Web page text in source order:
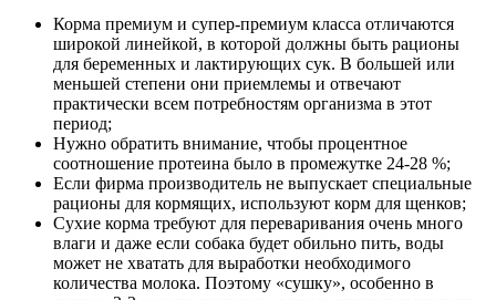
Корма премиум и супер-премиум класса отличаются
широкой линейкой, в которой должны быть рационы
для беременных и лактирующих сук. В большей или
меньшей степени они приемлемы и отвечают
практически всем потребностям организма в этот
период;
Нужно обратить внимание, чтобы процентное
соотношение протеина было в промежутке 24-28 %;
Если фирма производитель не выпускает специальные
рационы для кормящих, используют корм для щенков;
Сухие корма требуют для переваривания очень много
влаги и даже если собака будет обильно пить, воды
может не хватать для выработки необходимого
количества молока. Поэтому «сушку», особенно в